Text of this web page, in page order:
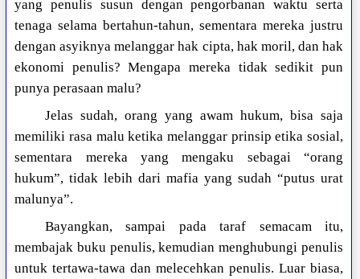
yang penulis susun dengan pengorbanan waktu serta
tenaga selama bertahun-tahun, sementara mereka justru
dengan asyiknya melanggar hak cipta, hak moril, dan hak
ekonomi penulis? Mengapa mereka tidak sedikit pun
punya perasaan malu?
Jelas sudah, orang yang awam hukum, bisa saja
memiliki rasa malu ketika melanggar prinsip etika sosial,
sementara mereka yang mengaku sebagai “orang
hukum”, tidak lebih dari mafia yang sudah “putus urat
malunya”.
Bayangkan, sampai pada taraf semacam itu,
membajak buku penulis, kemudian menghubungi penulis
untuk tertawa-tawa dan melecehkan penulis. Luar biasa,